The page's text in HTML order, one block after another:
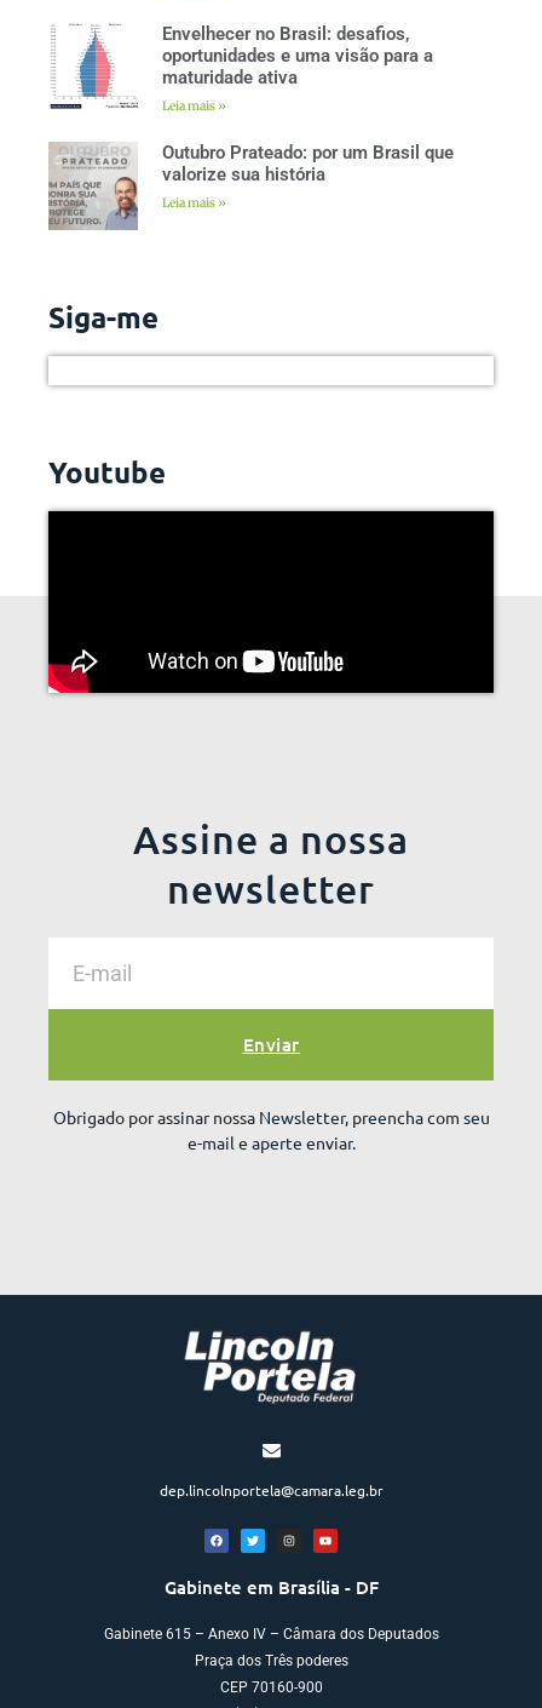
Envelhecer no Brasil: desafios,
oportunidades e uma visão para a
maturidade ativa
Leia mais »
Outubro Prateado: por um Brasil que
valorize sua história
Leia mais »
Siga-me
Youtube
Assine a nossa
newsletter
Enviar
Obrigado por assinar nossa Newsletter, preencha com seu
e-mail e aperte enviar.
dep.lincolnportela@camara.leg.br
Gabinete em Brasília - DF
Gabinete 615 – Anexo IV – Câmara dos Deputados
Praça dos Três poderes
CEP 70160-900